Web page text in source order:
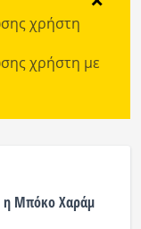
χρήστη
χρήστη με
η Μπόκο Χαράμ